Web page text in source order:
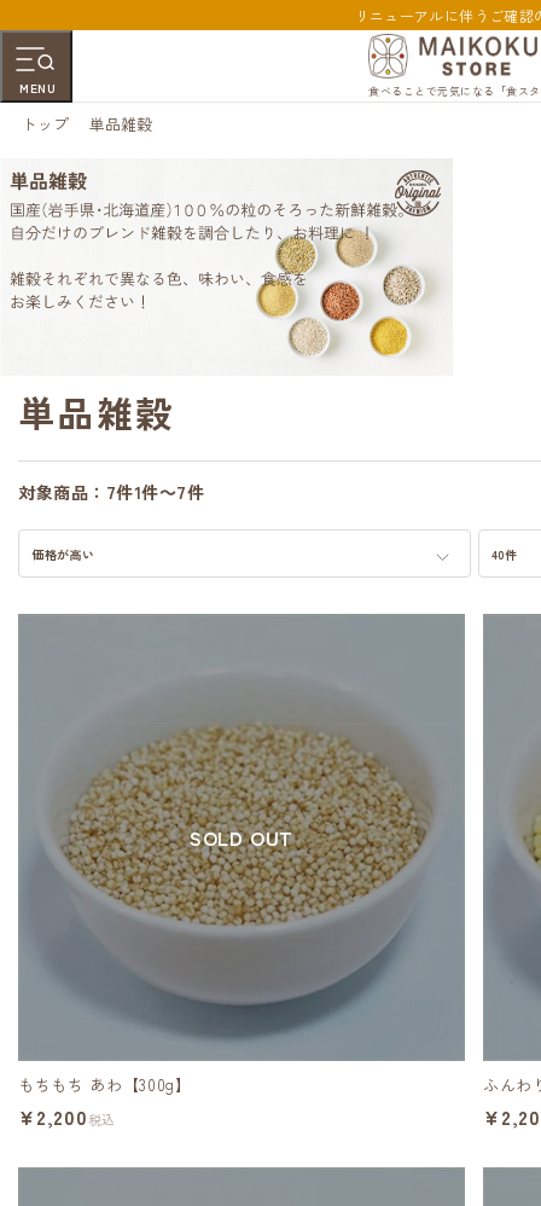
リニューアルに伴うご確認
MENU 食べることで元気になる「食ス
トップ 単品雑穀
単品雑穀
対象商品： 7件1件～7件
価格が高い 40件
SOLD OUT
もちもち あわ【300g】
¥2,200税込
ふんわ